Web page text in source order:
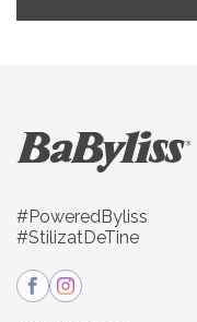
#PoweredByliss
#StilizatDeTine